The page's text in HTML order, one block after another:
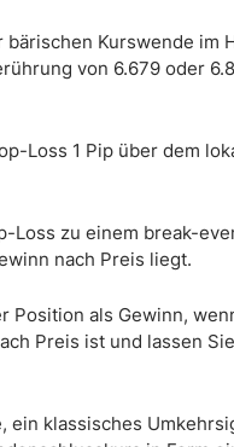
bärischen Kurswende im
von 6.679 oder
Loss 1 Pip über dem
Loss zu einem break-
nach Preis liegt.
Position als Gewinn,
Preis ist und lassen
ein klassisches